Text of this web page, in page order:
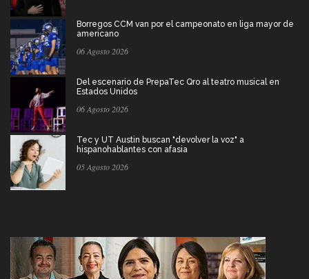
Borregos CCM van por el campeonato en liga mayor de
americano
06 Agosto 2026
Del escenario de PrepaTec Qro al teatro musical en
Estados Unidos
06 Agosto 2026
Tec y UT Austin buscan "devolver la voz" a
hispanohablantes con afasia
05 Agosto 2026